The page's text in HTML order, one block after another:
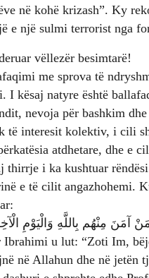
në kohë krizash”. Ky
e një sulmi terrorist nga
vëllezër besimtarë!
me sprova të
I kësaj natyre është
nevoja për bashkim
të interesit kolektiv, i cili
atdhetare, dhe e
thirrje i ka kushtuar
e të cilit angazhohemi.
آمَنَ مِنْهُم بِاللَّهِ وَالْيَوْمِ
Ibrahimi u lut: “Zoti Im,
në Allahun dhe në jetën